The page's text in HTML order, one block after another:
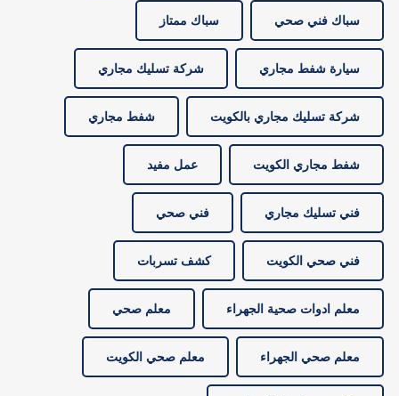
سباك فني صحي سباك ممتاز
سيارة شفط مجاري شركة تسليك مجاري
شركة تسليك مجاري بالكويت شفط مجاري
شفط مجاري الكويت عمل مفيد
فني تسليك مجاري فني صحي
فني صحي الكويت كشف تسربات
معلم ادوات صحية الجهراء معلم صحي
معلم صحي الجهراء معلم صحي الكويت